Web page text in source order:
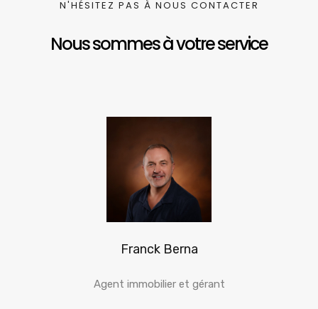
N'HÉSITEZ PAS À NOUS CONTACTER
Nous sommes à votre service
Franck Berna
Agent immobilier et gérant